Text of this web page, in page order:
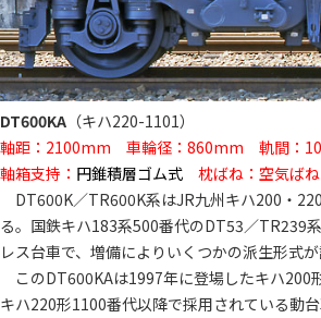
DT600KA （キハ220-1101）
軸距：2100mm 車輪径：860mm 軌間：
軸箱支持： 円錐積層ゴム式 枕ばね：空気ばね
DT600K／TR600K系はJR九州キハ200・
る。国鉄キハ183系500番代のDT53／TR239
レス台車で、増備によりいくつかの派生形式が
このDT600KAは1997年に登場したキハ200
キハ220形1100番代以降で採用されている動